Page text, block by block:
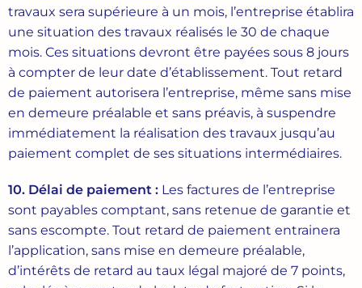
travaux sera supérieure à un mois, l’entreprise établira
une situation des travaux réalisés le 30 de chaque
mois. Ces situations devront être payées sous 8 jours
à compter de leur date d’établissement. Tout retard
de paiement autorisera l’entreprise, même sans mise
en demeure préalable et sans préavis, à suspendre
immédiatement la réalisation des travaux jusqu’au
paiement complet de ses situations intermédiaires.
10. Délai de paiement : Les factures de l’entreprise
sont payables comptant, sans retenue de garantie et
sans escompte. Tout retard de paiement entrainera
l’application, sans mise en demeure préalable,
d’intérêts de retard au taux légal majoré de 7 points,